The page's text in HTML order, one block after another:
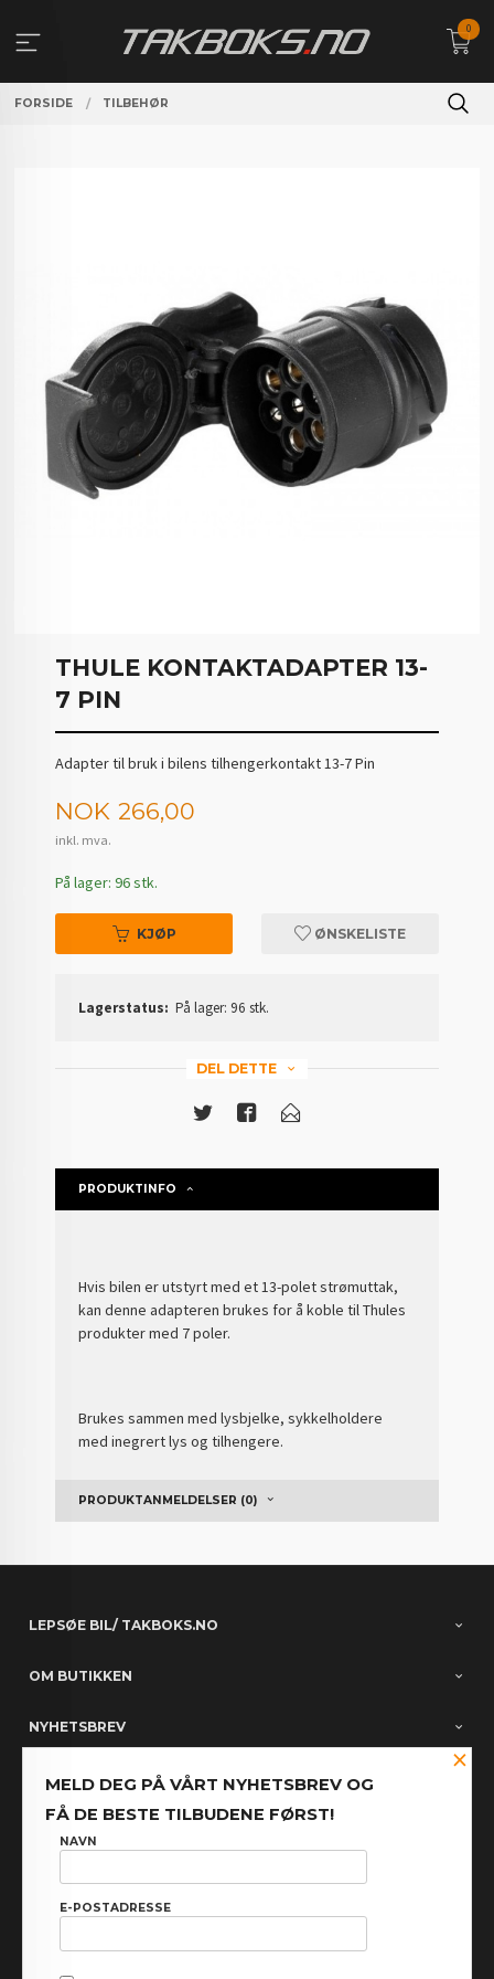
innholdet
0
FORSIDE TILBEHØR
THULE KONTAKTADAPTER 13-
7 PIN
Adapter til bruk i bilens tilhengerkontakt 13-7 Pin
Pris
NOK 266,00
inkl. mva.
På lager: 96 stk.
KJØP ØNSKELISTE
Lagerstatus: På lager: 96 stk.
DEL DETTE
PRODUKTINFO
Hvis bilen er utstyrt med et 13-polet strømuttak,
kan denne adapteren brukes for å koble til Thules
produkter med 7 poler.
Brukes sammen med lysbjelke, sykkelholdere
med inegrert lys og tilhengere.
PRODUKTANMELDELSER (0)
LEPSØE BIL/ TAKBOKS.NO
OM BUTIKKEN
NYHETSBREV
PARTNERE
FRAKT
×
MELD DEG PÅ VÅRT NYHETSBREV OG
FÅ DE BESTE TILBUDENE FØRST!
NAVN
E-POSTADRESSE